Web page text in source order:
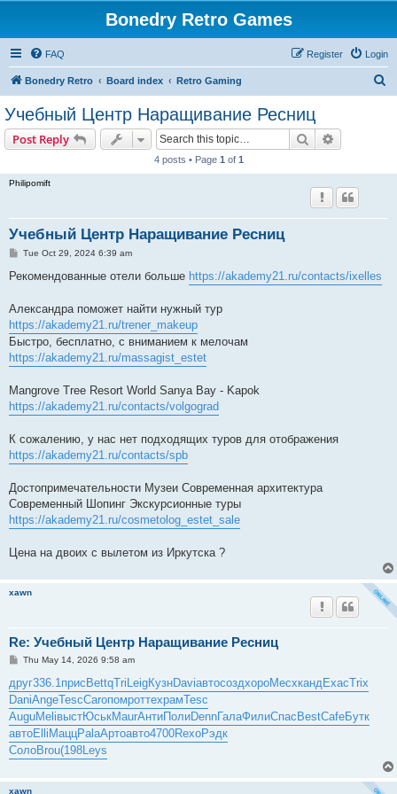
Bonedry Retro Games
FAQ Login
Register
Bonedry Retro Board index Retro Gaming
Учебный Центр Наращивание Ресниц
Post Reply Search
4 posts • Page 1 of 1
Philipomift
Учебный Центр Наращивание Ресниц
P
s
Tue Oct 29, 2024 6:39 am
Рекомендованные отели больше https://akademy21.ru/contacts/ixelles
Александра поможет найти нужный тур
https://akademy21.ru/trener_makeup
Быстро, бесплатно, с вниманием к мелочам
https://akademy21.ru/massagist_estet
Mangrove Tree Resort World Sanya Bay - Kapok
https://akademy21.ru/contacts/volgograd
К сожалению, у нас нет подходящих туров для отображения
https://akademy21.ru/contacts/spb
Достопримечательности Музеи Современная архитектура
Современный Шопинг Экскурсионные туры
https://akademy21.ru/cosmetolog_estet_sale
Цена на двоих с вылетом из Иркутска ?
xawn
Re: Учебный Центр Наращивание Ресниц
P
s
t
Thu May 14, 2026 9:58 am
друг336.1 присBettqTriLeigКузнDaviавтосоздхороМесхкандExacTrix
DaniAngeTescCaroпомроттехрамTesc
AuguMeliвыстЮськMaurАнтиПолиDennГалаФилиСпасBestCafeБутк
автоElliМаццPalaАртоавто4700RexoРэдк
СолоBrou(198Leys
xawn